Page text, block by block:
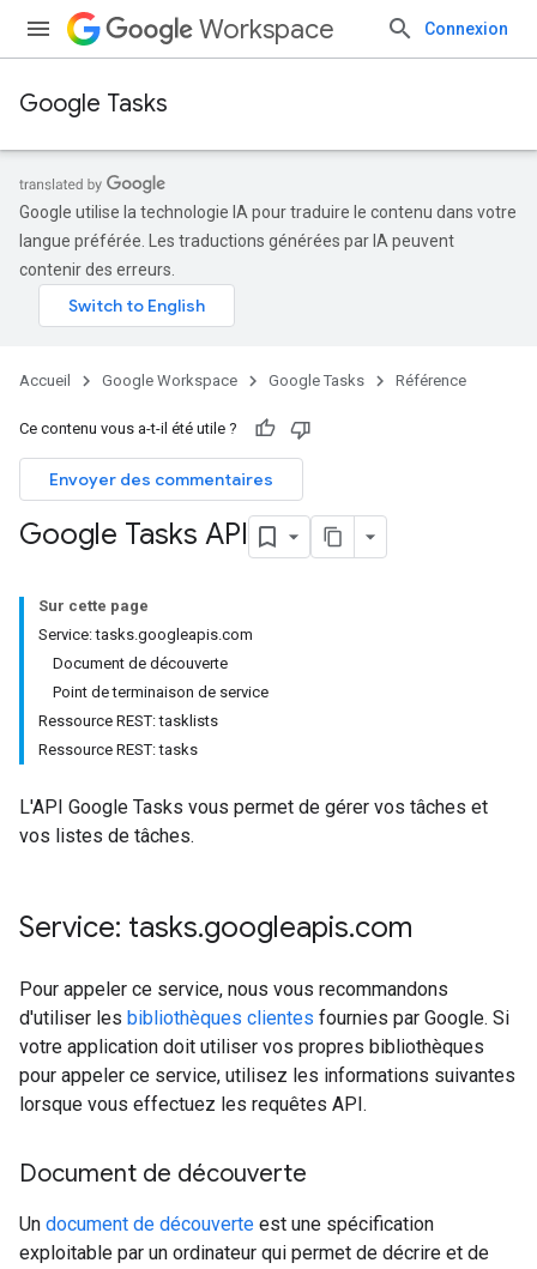
Workspace Connexion
Google Tasks
Google utilise la technologie IA pour traduire le contenu dans votre
langue préférée. Les traductions générées par IA peuvent
contenir des erreurs.
Accueil Google Workspace Google Tasks Référence
Ce contenu vous a-t-il été utile ?
Envoyer des commentaires
Google Tasks API
Sur cette page
Service: tasks.googleapis.com
Document de découverte
Point de terminaison de service
Ressource REST: tasklists
Ressource REST: tasks
L'API Google Tasks vous permet de gérer vos tâches et
vos listes de tâches.
Service: tasks.googleapis.com
Pour appeler ce service, nous vous recommandons
d'utiliser les bibliothèques clientes fournies par Google. Si
votre application doit utiliser vos propres bibliothèques
pour appeler ce service, utilisez les informations suivantes
lorsque vous effectuez les requêtes API.
Document de découverte
Un document de découverte est une spécification
exploitable par un ordinateur qui permet de décrire et de